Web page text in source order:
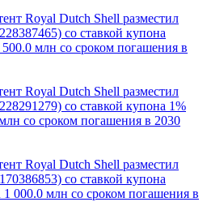
Royal Dutch Shell разместил
со ставкой купона
млн со сроком погашения в
Royal Dutch Shell разместил
со ставкой купона 1%
со сроком погашения в 2030
Royal Dutch Shell разместил
со ставкой купона
000.0 млн со сроком погашения в